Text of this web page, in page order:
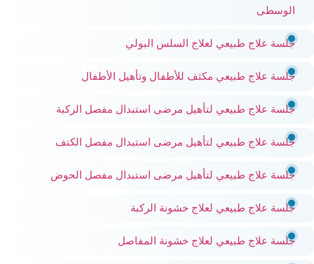
الوسطى
جلسة علاج طبيعي لعلاج السلس البولي
جلسة علاج طبيعي مكثف للأطفال وتأهيل الأطفال
جلسة علاج طبيعي لتأهيل مرضى استبدال مفصل الركبة
جلسة علاج طبيعي لتأهيل مرضى استبدال مفصل الكتف
جلسة علاج طبيعي لتأهيل مرضى استبدال مفصل الحوض
جلسة علاج طبيعي لعلاج خشونة الركبة
جلسة علاج طبيعي لعلاج خشونة المفاصل